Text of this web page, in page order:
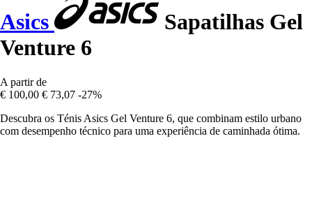
Asics
Sapatilhas Gel
Venture 6
A partir de
€ 100,00 € 73,07 -27%
Descubra os Ténis Asics Gel Venture 6, que combinam estilo urbano
com desempenho técnico para uma experiência de caminhada ótima.